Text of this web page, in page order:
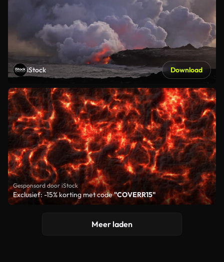
iStock Download
Gesponsord door iStock
Exclusief: -15% korting met code"COVERR15"
Meer laden